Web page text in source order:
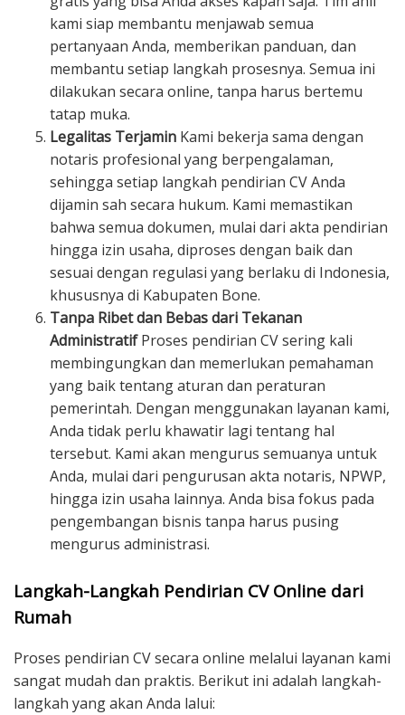
kami siap membantu menjawab semua
pertanyaan Anda, memberikan panduan, dan
membantu setiap langkah prosesnya. Semua ini
dilakukan secara online, tanpa harus bertemu
tatap muka.
Legalitas Terjamin Kami bekerja sama dengan
notaris profesional yang berpengalaman,
sehingga setiap langkah pendirian CV Anda
dijamin sah secara hukum. Kami memastikan
bahwa semua dokumen, mulai dari akta pendirian
hingga izin usaha, diproses dengan baik dan
sesuai dengan regulasi yang berlaku di Indonesia,
khususnya di Kabupaten Bone.
Tanpa Ribet dan Bebas dari Tekanan
AdministratifProses pendirian CV sering kali
membingungkan dan memerlukan pemahaman
yang baik tentang aturan dan peraturan
pemerintah. Dengan menggunakan layanan kami,
Anda tidak perlu khawatir lagi tentang hal
tersebut. Kami akan mengurus semuanya untuk
Anda, mulai dari pengurusan akta notaris, NPWP,
hingga izin usaha lainnya. Anda bisa fokus pada
pengembangan bisnis tanpa harus pusing
mengurus administrasi.
Langkah-Langkah Pendirian CV Online dari
Rumah
Proses pendirian CV secara online melalui layanan kami
sangat mudah dan praktis. Berikut ini adalah langkah-
langkah yang akan Anda lalui: